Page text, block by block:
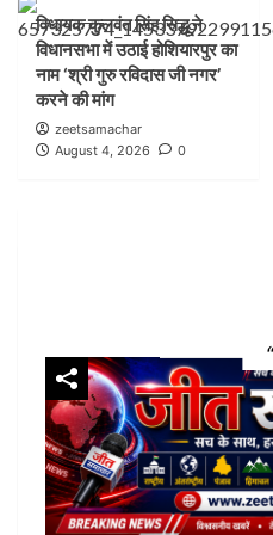
3
4
FLASH
2027 में सरकार बनाने
विधायक कुलवंत सिंह सिद्धू ने
विधानसभा में उठाई होशियारपुर का
नाम ‘श्री गुरु रविदास जी नगर’
करने की मांग
zeetsamachar
August 4, 2026
0